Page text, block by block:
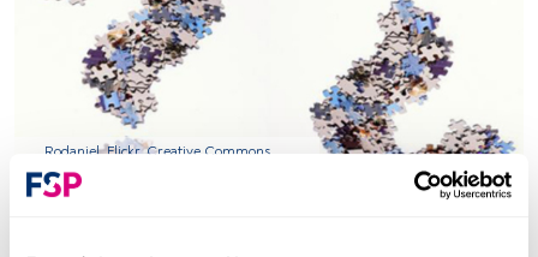
Rodaniel, Flickr, Creative Commons